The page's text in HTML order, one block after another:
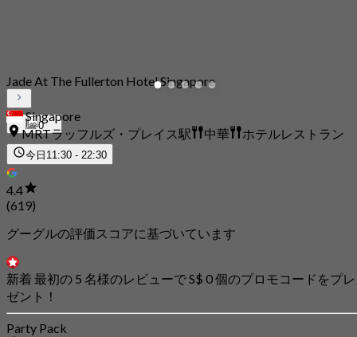
0
Jade At The Fullerton Hotel Singapore
Singapore
MRTラッフルズ・プレイス駅
中華 ホテルレストラン
今日 11:30 - 22:30
4.4
(619)
グーグルの評価スコアに基づいています
新着 最初の 5 名様のレビューで S$ 0 個のプロモコードをプレ
ゼント！
Party Pack